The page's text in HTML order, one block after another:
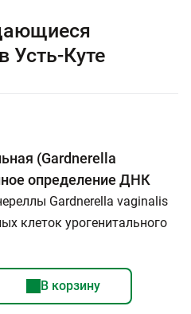
Усть-Куте
(Gardnerella
определение ДНК
Gardnerella vaginalis
клеток урогенитального
В корзину